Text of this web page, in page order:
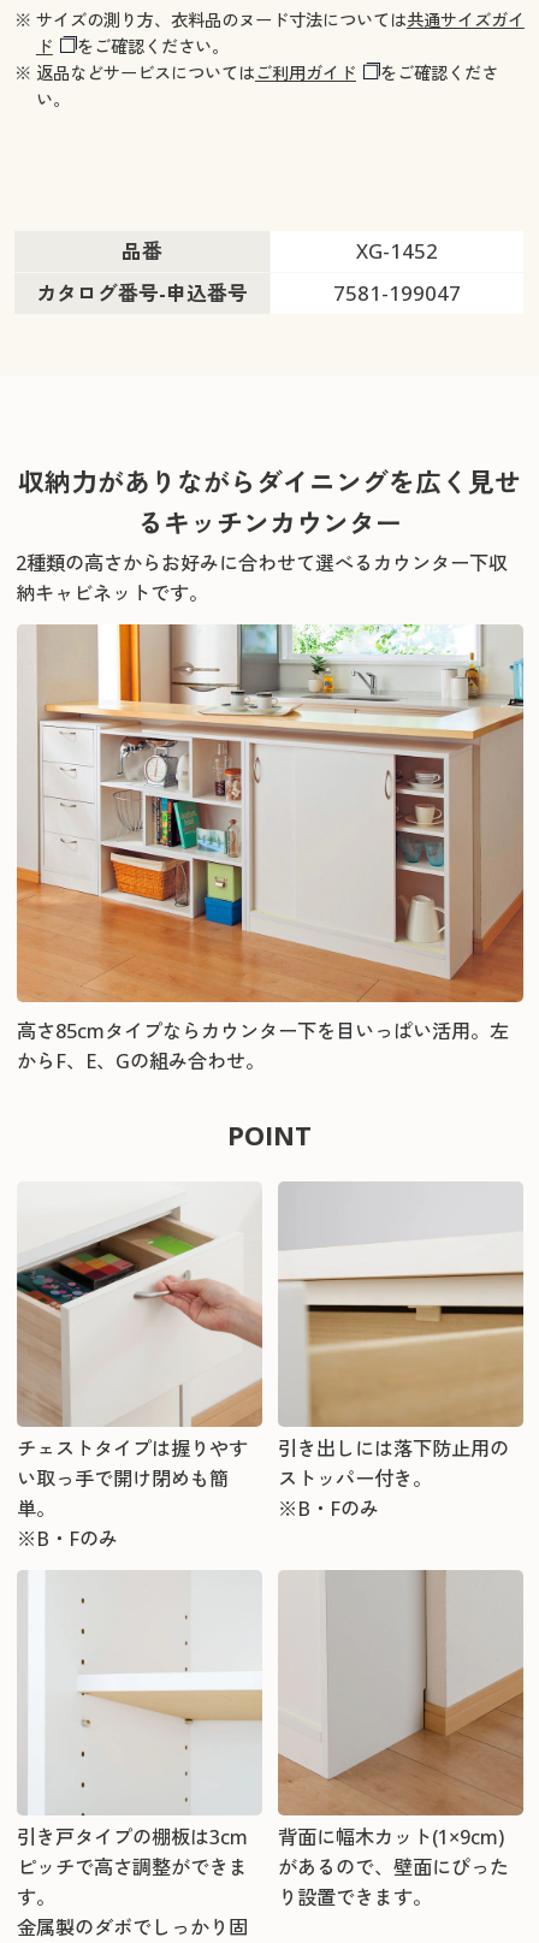
※ サイズの測り方、衣料品のヌード寸法については共通サイズガイ
ド
をご確認ください。
※ 返品などサービスについてはご利用ガイド
をご確認くださ
い。
品番
XG-1452
カタログ番号-申込番号
7581-199047
収納力がありながらダイニングを広く見せ
るキッチンカウンター
2種類の高さからお好みに合わせて選べるカウンター下収
納キャビネットです。
高さ85cmタイプならカウンター下を目いっぱい活用。左
からF、E、Gの組み合わせ。
POINT
チェストタイプは握りやす
い取っ手で開け閉めも簡
単。
※B・Fのみ
引き出しには落下防止用の
ストッパー付き。
※B・Fのみ
引き戸タイプの棚板は3cm
ピッチで高さ調整ができま
す。
金属製のダボでしっかり固
背面に幅木カット(1×9cm)
があるので、壁面にぴった
り設置できます。